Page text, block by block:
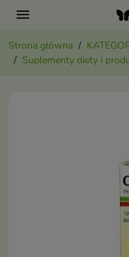
menu
Strona główna
Suplementy diety i